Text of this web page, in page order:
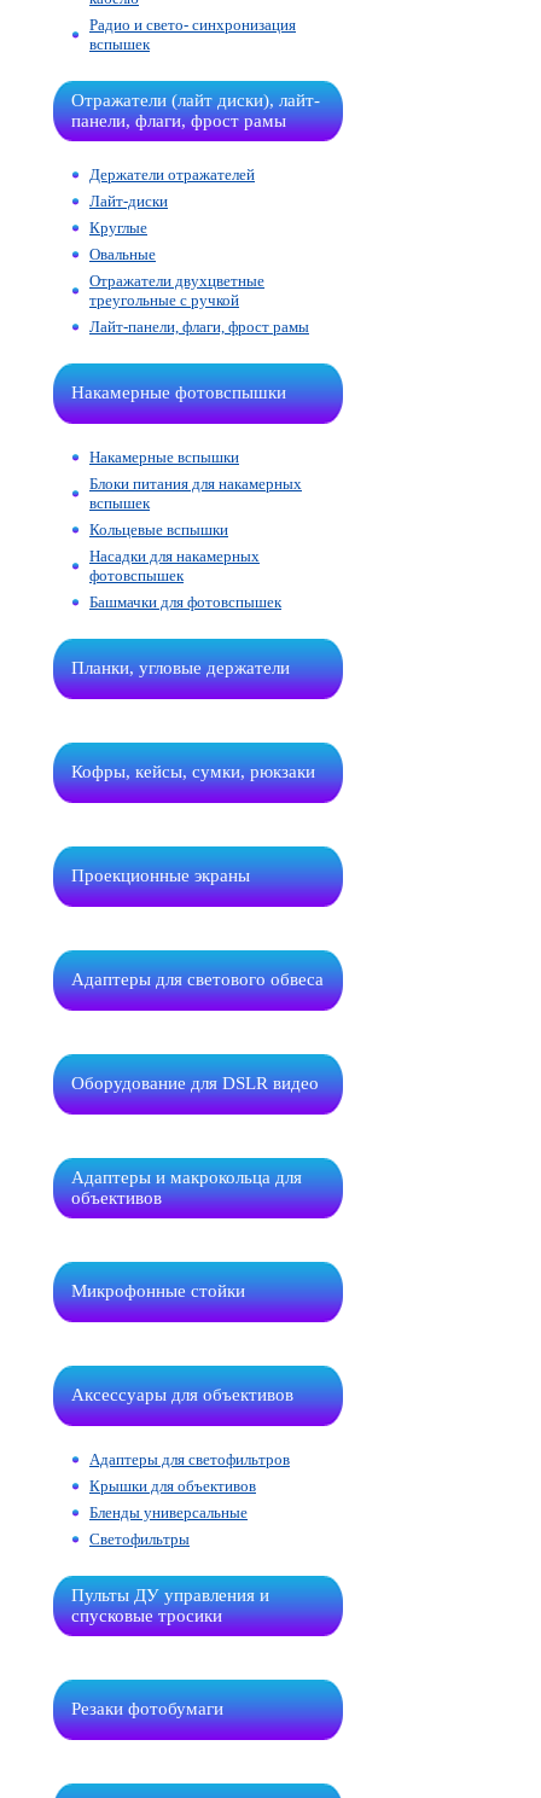
Радио и свето- синхронизация
вспышек
Отражатели (лайт диски), лайт-
панели, флаги, фрост рамы
Держатели отражателей
Лайт-диски
Круглые
Овальные
Отражатели двухцветные
треугольные с ручкой
Лайт-панели, флаги, фрост рамы
Накамерные фотовспышки
Накамерные вспышки
Блоки питания для накамерных
вспышек
Кольцевые вспышки
Насадки для накамерных
фотовспышек
Башмачки для фотовспышек
Планки, угловые держатели
Кофры, кейсы, сумки, рюкзаки
Проекционные экраны
Адаптеры для светового обвеса
Оборудование для DSLR видео
Адаптеры и макрокольца для
объективов
Микрофонные стойки
Аксессуары для объективов
Адаптеры для светофильтров
Крышки для объективов
Бленды универсальные
Светофильтры
Пульты ДУ управления и
спусковые тросики
Резаки фотобумаги